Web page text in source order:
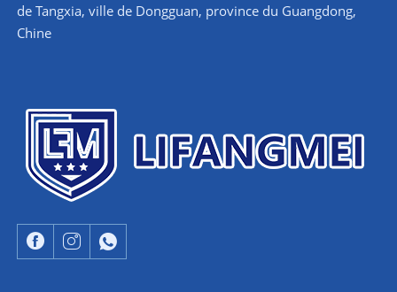
de Tangxia, ville de Dongguan, province du Guangdong,
Chine